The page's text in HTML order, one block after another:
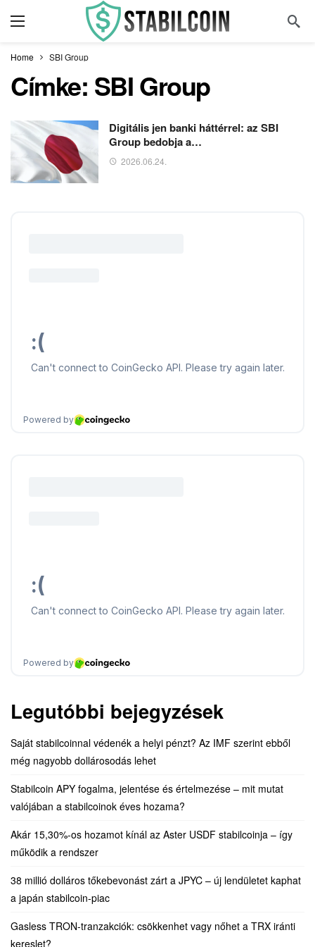
Home SBI Group
Címke: SBI Group
Digitális jen banki háttérrel: az SBI
Group bedobja a…
2026.06.24.
Legutóbbi bejegyzések
Saját stabilcoinnal védenék a helyi pénzt? Az IMF szerint ebből
még nagyobb dollárosodás lehet
Stabilcoin APY fogalma, jelentése és értelmezése – mit mutat
valójában a stabilcoinok éves hozama?
Akár 15,30%-os hozamot kínál az Aster USDF stabilcoinja – így
működik a rendszer
38 millió dolláros tőkebevonást zárt a JPYC – új lendületet kaphat
a japán stabilcoin-piac
Gasless TRON-tranzakciók: csökkenhet vagy nőhet a TRX iránti
kereslet?